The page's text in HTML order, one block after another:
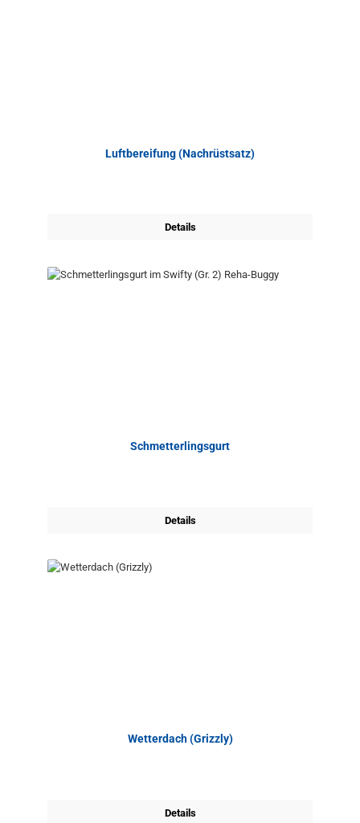
Luftbereifung (Nachrüstsatz)
Details
Schmetterlingsgurt
Details
Wetterdach (Grizzly)
Details